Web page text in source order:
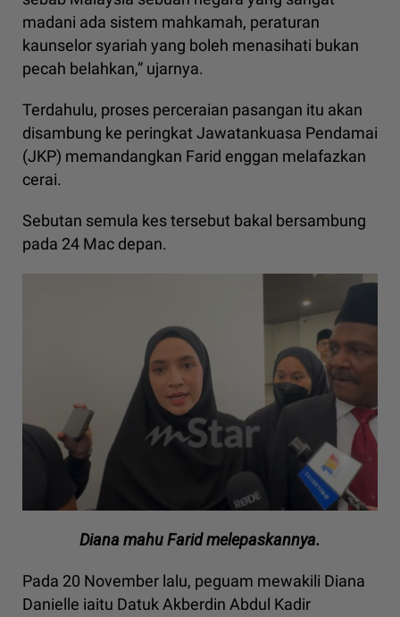
madani ada sistem mahkamah, peraturan
kaunselor syariah yang boleh menasihati bukan
pecah belahkan,” ujarnya.
Terdahulu, proses perceraian pasangan itu akan
disambung ke peringkat Jawatankuasa Pendamai
(JKP) memandangkan Farid enggan melafazkan
cerai.
Sebutan semula kes tersebut bakal bersambung
pada 24 Mac depan.
Diana mahu Farid melepaskannya.
Pada 20 November lalu, peguam mewakili Diana
Danielle iaitu Datuk Akberdin Abdul Kadir